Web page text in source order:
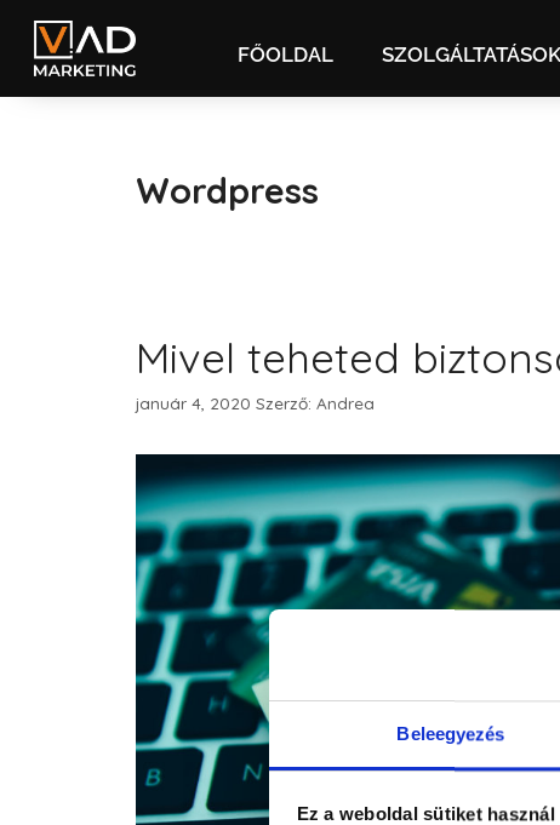
Beleegyezés
Ez a weboldal sütiket használ
FŐOLDAL SZOLGÁLTATÁSOK
Wordpress
Mivel teheted
január 4, 2020 Szerző: Andrea